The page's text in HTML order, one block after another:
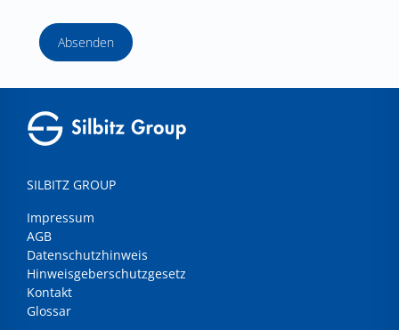
Absenden
SILBITZ GROUP
Impressum
AGB
Datenschutzhinweis
Hinweisgeberschutzgesetz
Kontakt
Glossar